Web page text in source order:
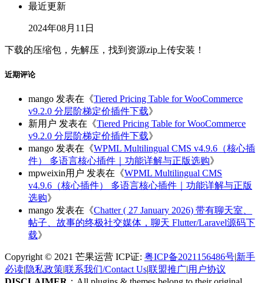
最近更新
2024年08月11日
下载的压缩包，先解压，找到资源zip上传安装！
近期评论
mango 发表在《Tiered Pricing Table for WooCommerce
v9.2.0 分层阶梯定价插件下载》
新用户 发表在《Tiered Pricing Table for WooCommerce
v9.2.0 分层阶梯定价插件下载》
mango 发表在《WPML Multilingual CMS v4.9.6（核心插
件） 多语言核心插件｜功能详解与正版选购》
mpweixin用户 发表在《WPML Multilingual CMS
v4.9.6（核心插件） 多语言核心插件｜功能详解与正版
选购》
mango 发表在《Chatter ( 27 January 2026) 带有聊天室、
帖子、故事的终极社交媒体，聊天 Flutter/Laravel源码下
载》
Copyright © 2021 芒果运营 ICP证: 粤ICP备2021156486号|新手
必读|隐私政策|联系我们/Contact Us|联盟推广|用户协议